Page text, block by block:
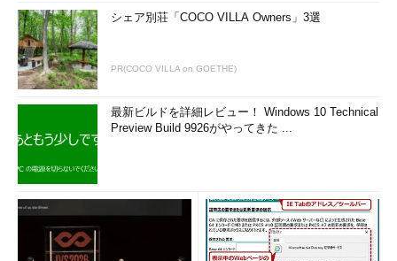
シェア別荘「COCO VILLA Owners」3選
PR(COCO VILLA on GOETHE)
最新ビルドを詳細レビュー！ Windows 10 Technical
Preview Build 9926がやってきた ...